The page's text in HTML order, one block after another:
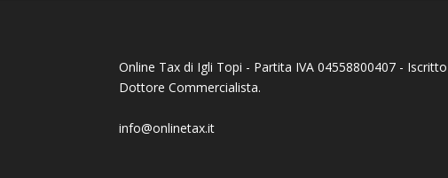
Online Tax di Igli Topi - Partita IVA 04558800407 -
Dottore Commercialista.
info@onlinetax.it